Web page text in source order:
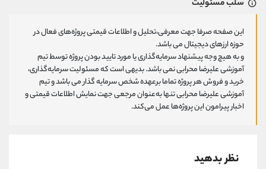
سلب مسئولیت
این صفحه صرفا جهت معرفی،تحلیل و اطلاعات قیمتی پروژه‌های فعال در
حوزه ارزهای دیجیتال می باشد.
و به هیچ وجه پیشنهاد سرمایه‌گذاری یا مورد تایید بودن پروژه توسط تیم
آموزشی علیرضا محرابی نمی باشد. بدیهی است که مسئولیت سرمایه‌گذاری،
خرید و فروش هر پروژه تماما برعهده شخص سرمایه گذار می باشد و تیم
آموزشی علیرضا محرابی تنها به‌عنوان مرجعی جهت نمایش اطلاعات قیمتی و
اخبار پیرامون این پروژه‌‌ها عمل می‌کند.
نظر بدهید